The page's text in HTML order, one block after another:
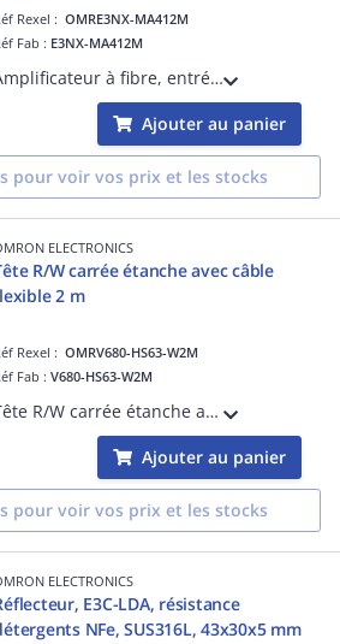
Rexel :OMRE3NX-MA412M
Fab : E3NX-MA412M
Amplificateur à fibre, entrée à deux fibres, affichage numérique double, réglage intelligent, plusieurs fonctions, 2 sorties NPN, câble de 2 m
Ajouter au panier
pour voir vos prix et les stocks
ELECTRONICS
R/W carrée étanche avec câble
2 m
Rexel :OMRV680-HS63-W2M
Fab :V680-HS63-W2M
Tête R/W carrée étanche avec câble flexible 2 m
Ajouter au panier
pour voir vos prix et les stocks
ELECTRONICS
E3C-LDA, résistance
NFe, SUS316L, 43x30x5 mm